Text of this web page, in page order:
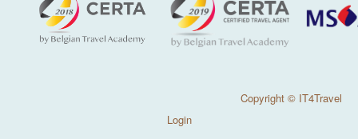
Copyright © IT4Travel
Login